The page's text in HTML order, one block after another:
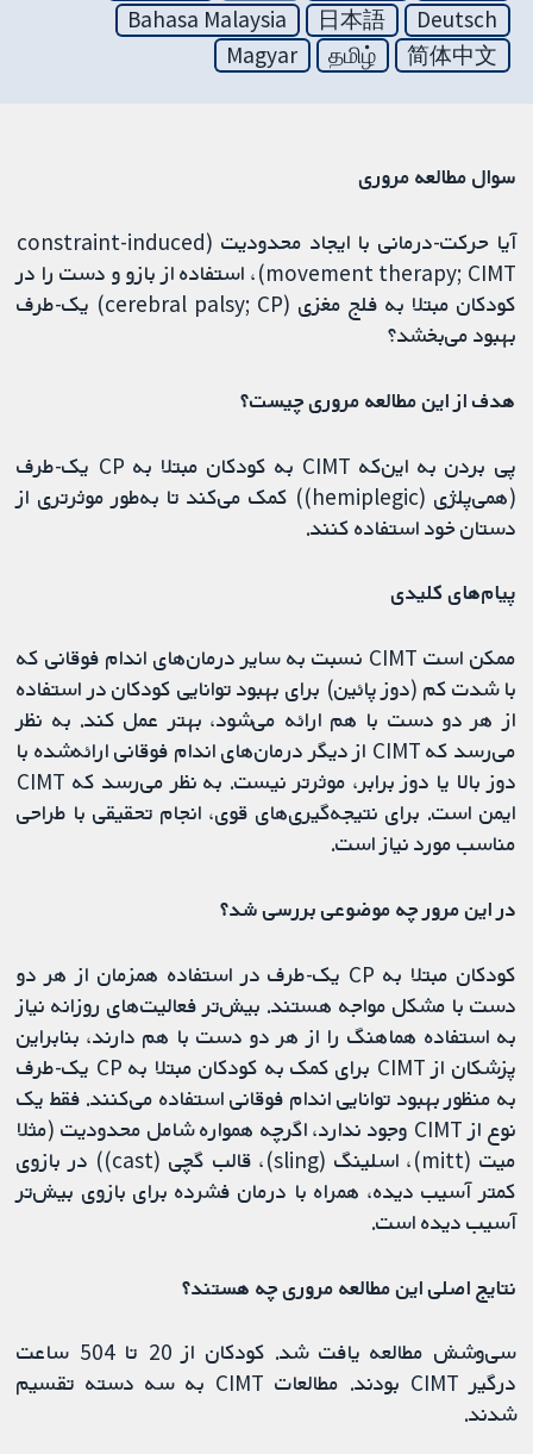
Deutsch
日本語
Bahasa Malaysia
简体中文
தமிழ்
Magyar
⁩⁩⁩سوال مطالعه مروری⁧⁧⁧
آیا حرکت‌-درمانی با ایجاد محدودیت (constraint-induced
movement therapy; CIMT)، استفاده از بازو و دست را در
کودکان مبتلا به فلج مغزی (cerebral palsy; CP) یک‌-طرف
بهبود می‌بخشد؟
⁩⁩⁩هدف از این مطالعه مروری چیست؟⁧⁧⁧
پی بردن به این‌که CIMT به کودکان مبتلا به CP یک‌-طرف
(همی‌پلژی (hemiplegic)) کمک می‌کند تا به‌طور موثرتری از
دستان خود استفاده کنند.
⁩⁩⁩پیام‌های کلیدی⁧⁧⁧
ممکن است CIMT نسبت به سایر درمان‌های اندام فوقانی که
با شدت کم (دوز پائین) برای بهبود توانایی کودکان در استفاده
از هر دو دست با هم ارائه می‌شود، بهتر عمل کند. به‌ نظر
می‌رسد که CIMT از دیگر درمان‌های اندام فوقانی ارائه‌شده با
دوز بالا یا دوز برابر، موثرتر نیست. به نظر می‌رسد که CIMT
ایمن است. برای نتیجه‌گیری‌های قوی، انجام تحقیقی با طراحی
مناسب مورد نیاز است.
⁩⁩⁩در این مرور چه موضوعی بررسی شد؟⁧⁧
کودکان مبتلا به CP یک‌-طرف در استفاده همزمان از هر دو
دست با مشکل مواجه هستند. بیش‌تر فعالیت‌های روزانه نیاز
به استفاده هماهنگ را از هر دو دست با هم دارند، بنابراین
پزشکان از CIMT برای کمک به کودکان مبتلا به CP یک‌-طرف
به منظور بهبود توانایی اندام فوقانی استفاده می‌کنند. فقط یک
نوع از CIMT وجود ندارد، اگرچه همواره شامل محدودیت (مثلا
میت (mitt)، اسلینگ (sling)، قالب گچی (cast)) در بازوی
کمتر آسیب‌ دیده، همراه با درمان فشرده برای بازوی بیش‌تر
آسیب‌ دیده است.
⁩⁩⁩نتایج اصلی این مطالعه مروری چه هستند؟⁧⁧⁧
سی‌وشش مطالعه یافت شد. کودکان از 20 تا 504 ساعت
درگیر CIMT بودند. مطالعات CIMT به سه دسته تقسیم
شدند.